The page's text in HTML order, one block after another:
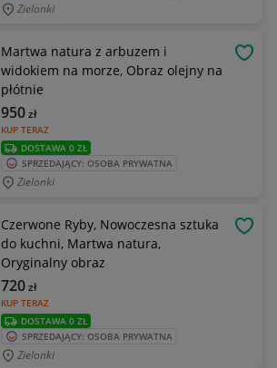
Zielonki
Martwa natura z arbuzem i
widokiem na morze, Obraz olejny na
płótnie
KUP TERAZ
950zł
DOSTAWA 0 ZŁ
SPRZEDAJĄCY: OSOBA PRYWATNA
Zielonki
Czerwone Ryby, Nowoczesna sztuka
do kuchni, Martwa natura,
Oryginalny obraz
KUP TERAZ
720zł
DOSTAWA 0 ZŁ
SPRZEDAJĄCY: OSOBA PRYWATNA
Zielonki